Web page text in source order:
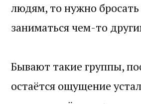
людям, то нужно
заниматься чем-то
Бывают такие группы,
остаётся ощущение